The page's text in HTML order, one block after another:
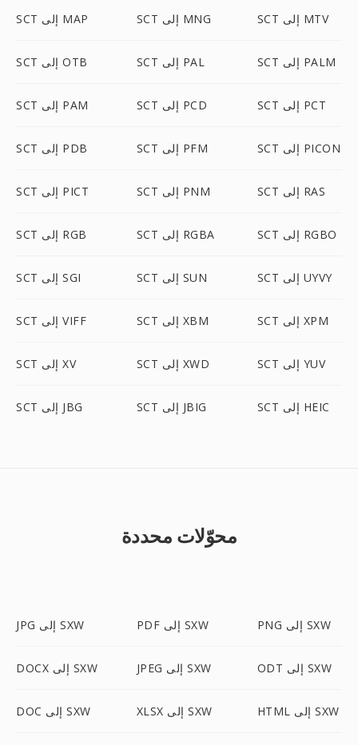
SCT إلى MAP SCT إلى MNG SCT إلى MTV
SCT إلى OTB SCT إلى PAL SCT إلى PALM
SCT إلى PAM SCT إلى PCD SCT إلى PCT
SCT إلى PDB SCT إلى PFM SCT إلى PICON
SCT إلى PICT SCT إلى PNM SCT إلى RAS
SCT إلى RGB SCT إلى RGBA SCT إلى RGBO
SCT إلى SGI SCT إلى SUN SCT إلى UYVY
SCT إلى VIFF SCT إلى XBM SCT إلى XPM
SCT إلى XV SCT إلى XWD SCT إلى YUV
SCT إلى JBG SCT إلى JBIG SCT إلى HEIC
محوّلات محددة
JPG إلى SXW PDF إلى SXW PNG إلى SXW
DOCX إلى SXW JPEG إلى SXW ODT إلى SXW
DOC إلى SXW XLSX إلى SXW HTML إلى SXW